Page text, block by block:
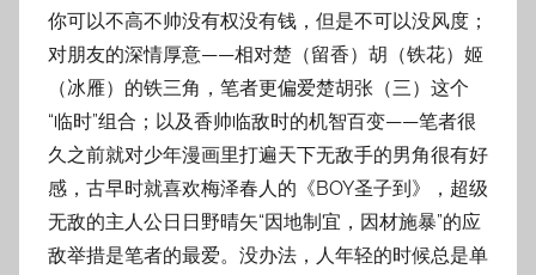
你可以不高不帅没有权没有钱，但是不可以没风度；
对朋友的深情厚意——相对楚（留香）胡（铁花）姬
（冰雁）的铁三角，笔者更偏爱楚胡张（三）这个
“临时”组合；以及香帅临敌时的机智百变——笔者很
久之前就对少年漫画里打遍天下无敌手的男角很有好
感，古早时就喜欢梅泽春人的《BOY圣子到》，超级
无敌的主人公日日野晴矢“因地制宜，因材施暴”的应
敌举措是笔者的最爱。没办法，人年轻的时候总是单